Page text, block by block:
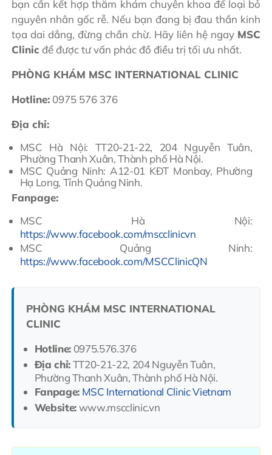
bạn cần kết hợp thăm khám chuyên khoa để loại bỏ
nguyên nhân gốc rễ. Nếu bạn đang bị đau thần kinh
tọa dai dẳng, đừng chần chừ. Hãy liên hệ ngay MSC
Clinic để được tư vấn phác đồ điều trị tối ưu nhất.
PHÒNG KHÁM MSC INTERNATIONAL CLINIC
Hotline: 0975 576 376
Địa chỉ:
MSC Hà Nội: TT20-21-22, 204 Nguyễn Tuân,
Phường Thanh Xuân, Thành phố Hà Nội.
MSC Quảng Ninh: A12-01 KĐT Monbay, Phường
Hạ Long, Tỉnh Quảng Ninh.
Fanpage:
MSC Hà Nội:
https://www.facebook.com/mscclinicvn
MSC Quảng Ninh:
https://www.facebook.com/MSCClinicQN
PHÒNG KHÁM MSC INTERNATIONAL
CLINIC
Hotline:0975.576.376
Địa chỉ:TT20-21-22, 204 Nguyễn Tuân,
Phường Thanh Xuân, Thành phố Hà Nội.
Fanpage: MSC International Clinic Vietnam
Website:www.mscclinic.vn